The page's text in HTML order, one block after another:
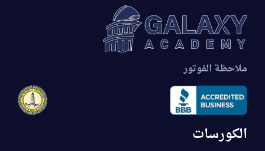
ملاحظة الفوتور
الكورسات